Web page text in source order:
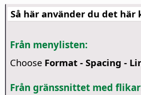
Så här använder du det här
Från menylisten:
Choose Format - Spacing -
Från gränssnittet med